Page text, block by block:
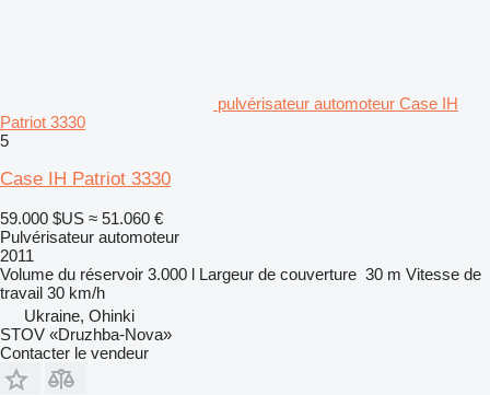
pulvérisateur automoteur Case IH
Patriot 3330
5
Case IH Patriot 3330
59.000 $US ≈ 51.060 €
Pulvérisateur automoteur
2011
Volume du réservoir 3.000 l Largeur de couverture 30 m Vitesse de
travail 30 km/h
Ukraine, Ohinki
STOV «Druzhba-Nova»
Contacter le vendeur